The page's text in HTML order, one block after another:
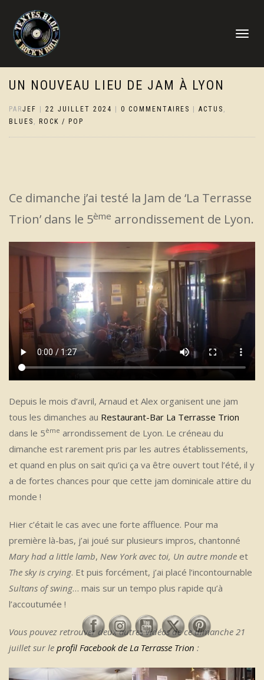
DÉPLIER
UN NOUVEAU LIEU DE JAM À LYON
PARJEF 22 JUILLET 2024 0 COMMENTAIRES ACTUS ,
BLUES , ROCK / POP
Ce dimanche j’ai testé la Jam de ‘La Terrasse
Trion’ dans le 5ème arrondissement de Lyon.
Depuis le mois d’avril, Arnaud et Alex organisent une jam
tous les dimanches au Restaurant-Bar La Terrasse Trion
dans le 5ème arrondissement de Lyon. Le créneau du
dimanche est rarement pris par les autres établissements,
et quand en plus on sait qu’ici ça va être ouvert tout l’été, il y
a de fortes chances pour que cette jam dominicale attire du
monde !
Hier c’était le cas avec une forte affluence. Pour ma
première là-bas, j’ai joué sur plusieurs impros, chantonné
Mary had a little lamb, New York avec toi, Un autre monde et
The sky is crying. Et puis forcément, j’ai placé l’incontournable
Sultans of swing… mais sur un tempo plus rapide qu’à
l’accoutumée !
Vous pouvez retrouver deux autres vidéos de ce dimanche 21
juillet sur le profil Facebook de La Terrasse Trion :